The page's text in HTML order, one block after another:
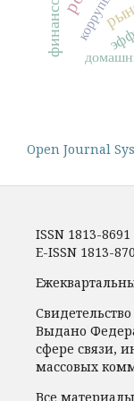
Open Journal
ISSN 1813-8691
E-ISSN 1813-
Выдано
сфере связи,
массовых
Все